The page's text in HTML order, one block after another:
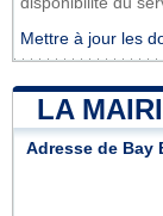
Mettre à jour les
LA
Adresse de Bay